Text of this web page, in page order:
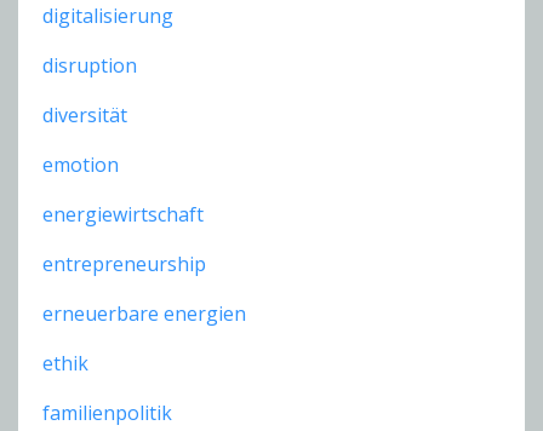
digitalisierung
disruption
diversität
emotion
energiewirtschaft
entrepreneurship
erneuerbare energien
ethik
familienpolitik